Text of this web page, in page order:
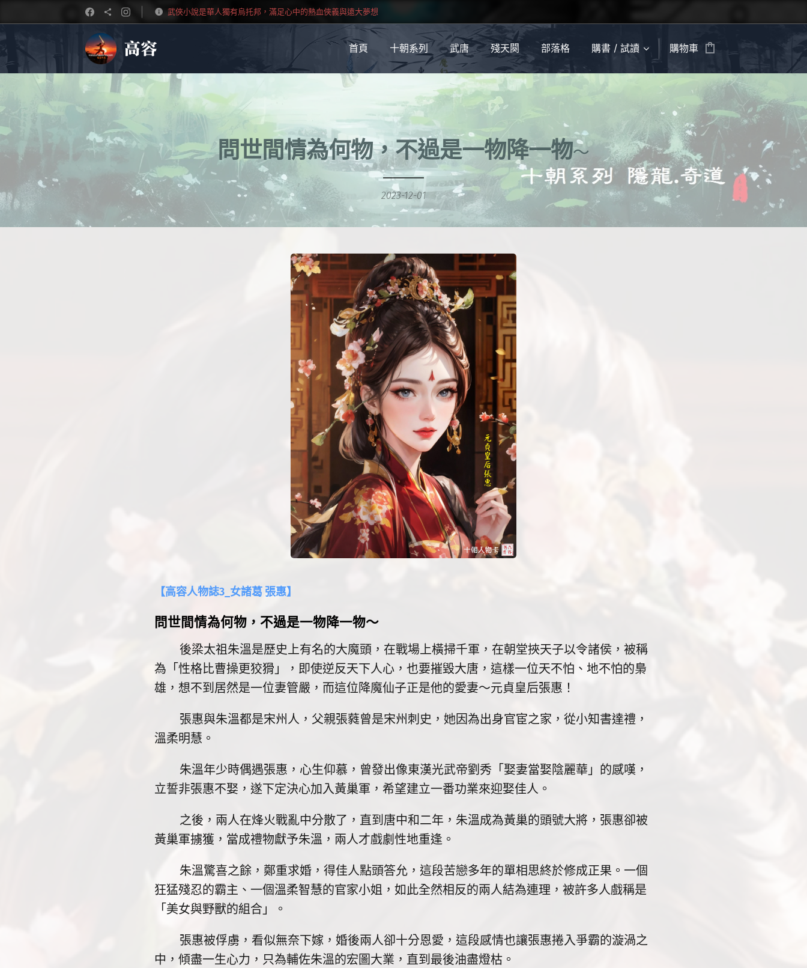
武俠小說是華人獨有烏托邦，滿足心中的熱血俠義與遠大夢想
高容 首頁 十朝系列 武唐 殘天闋 部落格 購書 / 試讀 購物車
問世間情為何物，不過是一物降一物〜
2023-12-01
【高容人物誌3_女諸葛 張惠】
問世間情為何物，不過是一物降一物〜
後梁太祖朱溫是歷史上有名的大魔頭，在戰場上橫掃千軍，在朝堂挾天子以令諸侯，被稱
為「性格比曹操更狡猾」，即使逆反天下人心，也要摧毀大唐，這樣一位天不怕、地不怕的梟
雄，想不到居然是一位妻管嚴，而這位降魔仙子正是他的愛妻〜元貞皇后張惠！
張惠與朱溫都是宋州人，父親張蕤曾是宋州刺史，她因為出身官宦之家，從小知書達禮，
溫柔明慧。
朱溫年少時偶遇張惠，心生仰慕，曾發出像東漢光武帝劉秀「娶妻當娶陰麗華」的感嘆，
立誓非張惠不娶，遂下定決心加入黃巢軍，希望建立一番功業來迎娶佳人。
之後，兩人在烽火戰亂中分散了，直到唐中和二年，朱溫成為黃巢的頭號大將，張惠卻被
黃巢軍擄獲，當成禮物獻予朱溫，兩人才戲劇性地重逢。
朱溫驚喜之餘，鄭重求婚，得佳人點頭答允，這段苦戀多年的單相思終於修成正果。一個
狂猛殘忍的霸主、一個溫柔智慧的官家小姐，如此全然相反的兩人結為連理，被許多人戲稱是
「美女與野獸的組合」。
張惠被俘虜，看似無奈下嫁，婚後兩人卻十分恩愛，這段感情也讓張惠捲入爭霸的漩渦之
中，傾盡一生心力，只為輔佐朱溫的宏圖大業，直到最後油盡燈枯。